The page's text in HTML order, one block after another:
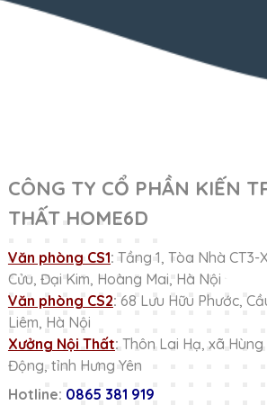
CÔNG TY CỔ PHẦN KIẾN
THẤT HOME6D
Văn phòng CS1: Tầng 1, Tòa Nhà CT3-
Cửu, Đại Kim, Hoàng Mai, Hà Nội
Văn phòng CS2: 68 Lưu Hữu Phước,
Liêm, Hà Nội
Xưởng Nội Thất: Thôn Lai Hạ, xã Hùng
Động, tỉnh Hưng Yên
Hotline: 0865 381 919